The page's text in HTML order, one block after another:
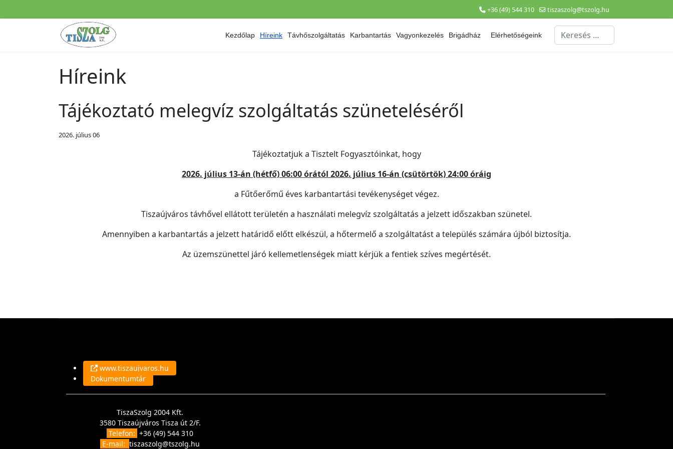
+36 (49) 544 310 tiszaszolg@tszolg.hu
Kezdőlap Híreink Távhőszolgáltatás Karbantartás Vagyonkezelés Brigádház Elérhetőségeink Keresés...
Híreink
Tájékoztató melegvíz szolgáltatás szüneteléséről
2026. július 06
Tájékoztatjuk a Tisztelt Fogyasztóinkat, hogy
2026. július 13-án (hétfő) 06:00 órától 2026. július 16-án (csütörtök) 24:00 óráig
a Fűtőerőmű éves karbantartási tevékenységet végez.
Tiszaújváros távhővel ellátott területén a használati melegvíz szolgáltatás a jelzett időszakban szünetel.
Amennyiben a karbantartás a jelzett határidő előtt elkészül, a hőtermelő a szolgáltatást a település számára újból biztosítja.
Az üzemszünettel járó kellemetlenségek miatt kérjük a fentiek szíves megértését.
www.tiszaujvaros.hu
Dokumentumtár
TiszaSzolg 2004 Kft.
3580 Tiszaújváros Tisza út 2/F.
Telefon: +36 (49) 544 310
E-mail:tiszaszolg@tszolg.hu